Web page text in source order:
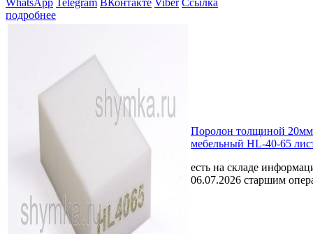
подробнее
Поролон толщиной 20мм
мебельный HL-40-65
есть на складе
06.07.2026 старшим